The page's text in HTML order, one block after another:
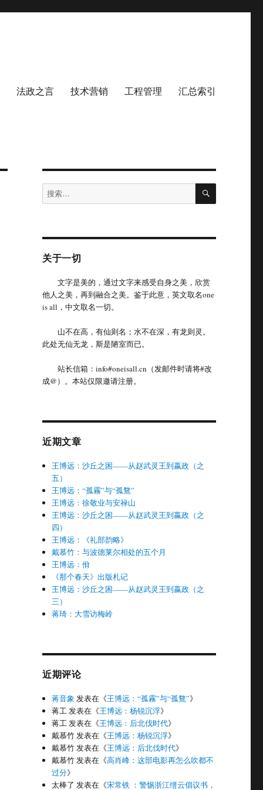
法政之言 技术营销 工程管理 汇总索引
搜
索：
搜
关于一切
文字是美的，通过文字来感受自身之美，欣赏
他人之美，再到融合之美。鉴于此意，英文取名one
is all，中文取名一切。
山不在高，有仙则名；水不在深，有龙则灵。
此处无仙无龙，斯是陋室而已。
站长信箱：info#oneisall.cn（发邮件时请将#改
成@）。本站仅限邀请注册。
近期文章
王博远：沙丘之困——从赵武灵王到嬴政（之
五）
王博远：“孤霧”与“孤鶩”
王博远：徐敬业与安禄山
王博远：沙丘之困——从赵武灵王到嬴政（之
四）
王博远：《礼部韵略》
戴慕竹：与波德莱尔相处的五个月
王博远：佾
《那个春天》出版札记
王博远：沙丘之困——从赵武灵王到嬴政（之
三）
蒋琦：大雪访梅岭
近期评论
蒋音象 发表在《王博远：“孤霧”与“孤鶩”》
蒋工发表在《王博远：杨锐沉浮》
蒋工发表在《王博远：后北伐时代》
戴慕竹发表在《王博远：杨锐沉浮》
戴慕竹发表在《王博远：后北伐时代》
戴慕竹发表在《高肖峰：这部电影再怎么吹都不
过分》
太棒了 发表在《宋常铁 ：警惕浙江缙云倡议书，